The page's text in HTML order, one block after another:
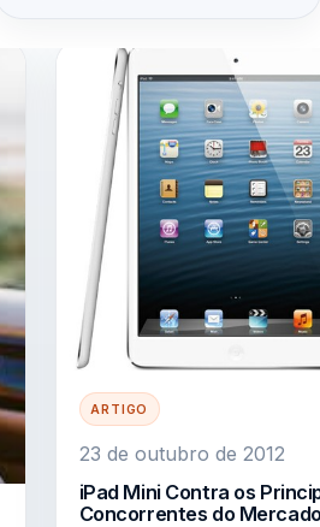
ARTIGO
23 de outubro de 2012
iPad Mini Contra os
Concorrentes do Mercado